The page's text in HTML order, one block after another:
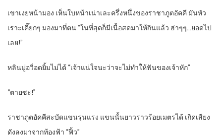
เขาเงยหน้ามอง เห็นใบหน้าเน่าเละครึ่งหนึ่งของราชาภูตอัคคี มันหัว
เราะเคี๊ยกๆ มองมาที่ตน “ในที่สุดก็มีเนื้อสดมาให้กินแล้ว ฮ่าๆๆ…ยอดไป
เลย!”
หลินมู่อวี่อดยิ้มไม่ได้ “เจ้าแน่ใจนะว่าจะไม่ทำให้ฟันของเจ้าหัก”
“ตายซะ!”
ราชาภูตอัคคีสะบัดแขนรุนแรง แขนนั้นยาวราวร้อยเมตรได้ เกิดเสียง
ดังลงมาจากท้องฟ้า “ฟิ้ว”